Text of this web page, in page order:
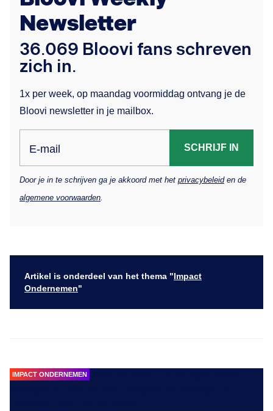
Newsletter
36.069 Bloovi fans schreven
zich in.
1x per week, op maandag voormiddag ontvang je de
Bloovi newsletter in je mailbox.
E-mail SCHRIJF IN
Door je in te schrijven ga je akkoord met het privacybeleiden de
algemene voorwaarden
Artikel is onderdeel van het thema "Impact
Ondernemen"
IMPACT ONDERNEMEN